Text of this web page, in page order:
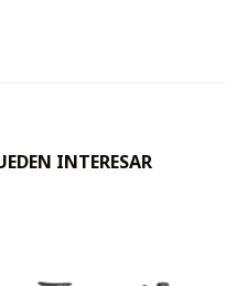
INTERESAR